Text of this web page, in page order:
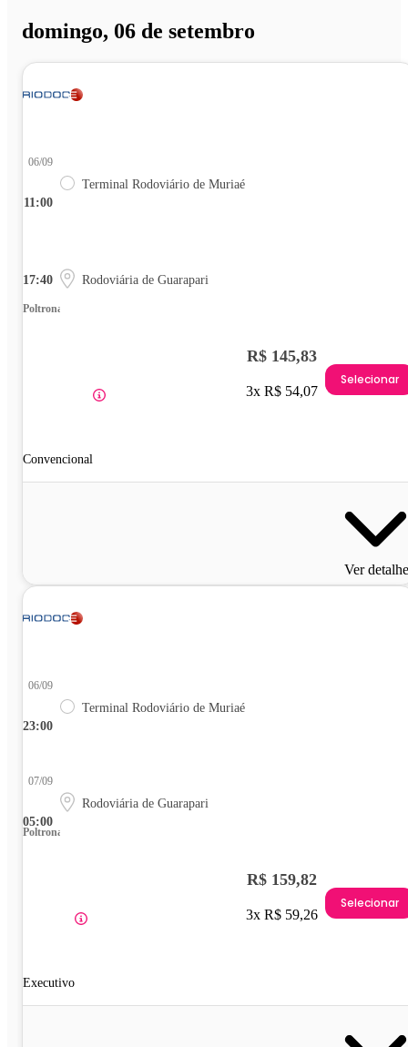
domingo, 06 de setembro
11:00
06/09
Terminal Rodoviário de Muriaé
17:40 Rodoviária de Guarapari
Poltrona
Convencional
R$ 145,83
3x R$ 54,07
Selecionar
Ver
23:00
06/09
Terminal Rodoviário de Muriaé
05:00
07/09
Rodoviária de Guarapari
Poltrona
Executivo
R$ 159,82
3x R$ 59,26
Selecionar